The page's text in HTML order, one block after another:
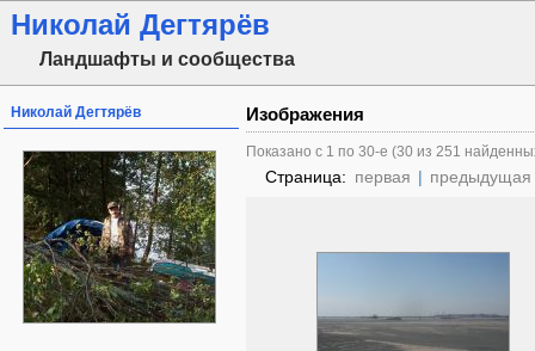
Николай Дегтярёв
Ландшафты и сообщества
Николай Дегтярёв Изображения
Показано с 1 по 30-е (30 из 251
Страница: первая | предыдущая